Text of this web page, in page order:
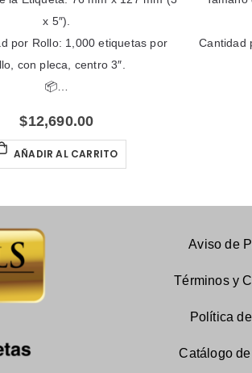
x 5″).
por Rollo: 1,000 etiquetas por
con pleca, centro 3″.
📦…
$12,690.00
AÑADIR AL CARRITO
Cantidad
Aviso de
Términos y
Política
Catálogode